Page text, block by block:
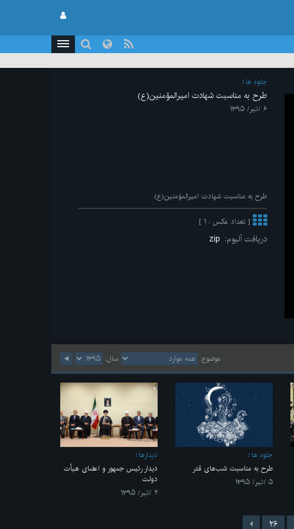
جلوه ها
طرح به مناسبت شهادت امیرالمؤمنین(ع)
۶ /تیر/ ۱۳۹۵
طرح به مناسبت شهادت امیرالمؤمنین(ع)
[ تعداد عکس : ۱ ]
دریافت آلبوم:
موضوع: سال:
جلوه ها
طرح به مناسبت شب‌های قدر
۵ /تیر/ ۱۳۹۵
ديدارها
دیدار رئیس جمهور و اعضای هیأت
دولت
۲ /تیر/ ۱۳۹۵
۲۶